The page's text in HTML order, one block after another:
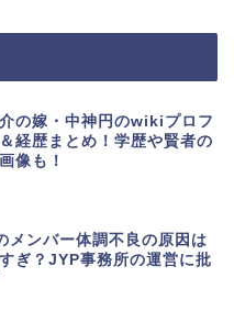
の嫁・中神円のwikiプロフ
経歴まとめ！学歴や賢者の
像も！
メンバー体調不良の原因は
ぎ？JYP事務所の運営に批